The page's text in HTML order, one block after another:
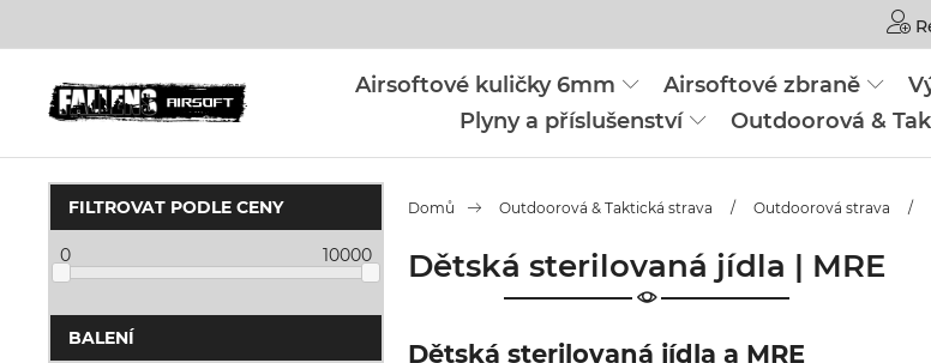
Airsoftové kuličky 6mm Airsoftové zbraně
Plyny a příslušenství
Outdoorová &
FILTROVAT PODLE CENY
0 10000
BALENÍ
Domů Outdoorová & Taktická strava / Outdoorová strava /
Dětská sterilovaná jídla | MRE
Dětská sterilovaná jídla a MRE